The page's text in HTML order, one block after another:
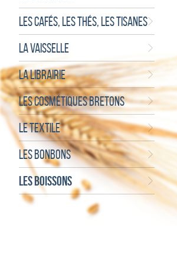
LES CAFÉS, LES THÉS, LES TISANES
LA VAISSELLE
LA LIBRAIRIE
LES COSMÉTIQUES BRETONS
LE TEXTILE
LES BONBONS
LES BOISSONS